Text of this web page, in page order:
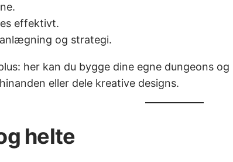
effektivt.
og strategi.
her kan du bygge dine egne dungeons
eller dele kreative designs.
helte